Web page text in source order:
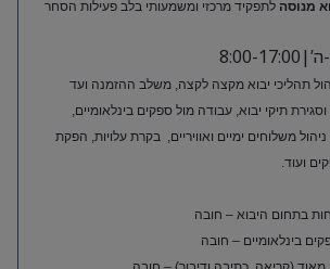
מנוסה לתפקיד מרכזי ומשמעותי בלב פעילות הסחר
תהליכי יבוא מקצה לקצה, משלב ההזמנה ועד
תיקי יבוא, עבודה מול ספקים בינלאומיים,
משלוחים ימיים ואוויריים, בקרת עלויות, הפקת
ועוד.
בתחום היבוא – חובה
בינלאומיים – חובה